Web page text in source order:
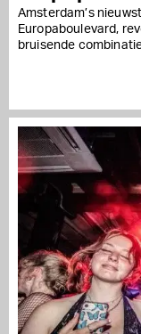
Amsterdam’s
Europaboulevard,
bruisende